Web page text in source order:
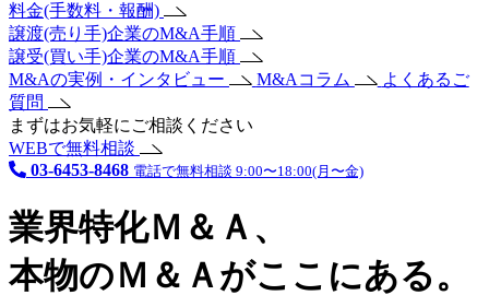
料金(手数料・報酬)
譲渡(売り手)企業のM&A手順
譲受(買い手)企業のM&A手順
M&Aの実例・インタビュー
M&Aコラム
よくあるご
質問
まずはお気軽にご相談ください
WEBで無料相談
03-6453-8468 電話で無料相談 9:00〜18:00(月〜金)
業界特化Ｍ＆Ａ、
本物のＭ＆Ａがここにある。